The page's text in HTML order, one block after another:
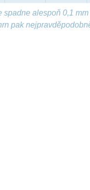
alespoň 0,1
pak